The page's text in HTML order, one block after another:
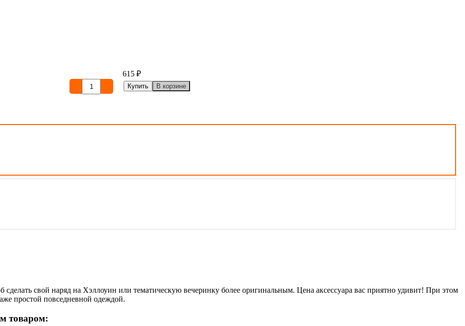
615 ₽
свой наряд на Хэллоуин или тематическую вечеринку более оригинальным. Цена аксессуара вас приятно удивит! При этом
простой повседневной одеждой.
товаром: